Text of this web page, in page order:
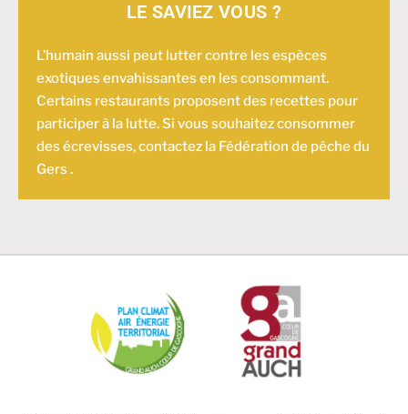
LE SAVIEZ VOUS ?
L’humain aussi peut lutter contre les espèces
exotiques envahissantes en les consommant.
Certains restaurants proposent des recettes pour
participer à la lutte. Si vous souhaitez consommer
des écrevisses, contactez la Fédération de pêche du
Gers .